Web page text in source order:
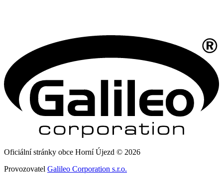
Oficiální stránky obce Horní Újezd © 2026
Provozovatel Galileo Corporation s.r.o.